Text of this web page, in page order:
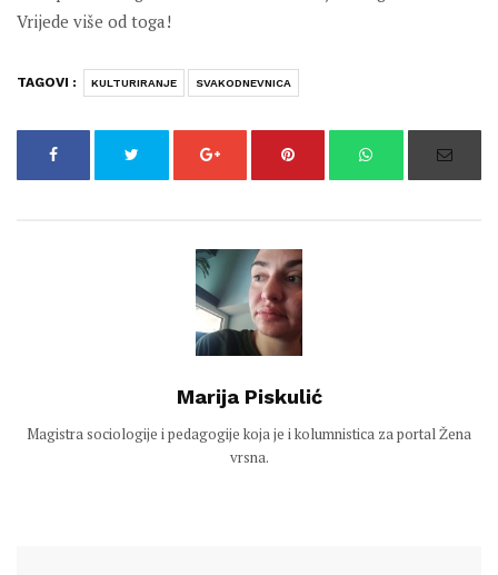
Vrijede više od toga!
TAGOVI : KULTURIRANJE SVAKODNEVNICA
Marija Piskulić
Magistra sociologije i pedagogije koja je i kolumnistica za portal Žena
vrsna.